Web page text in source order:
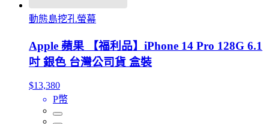
動態島挖孔螢幕
Apple 蘋果 【福利品】iPhone 14 Pro 128G 6.1
吋 銀色 台灣公司貨 盒裝
$13,380
P幣